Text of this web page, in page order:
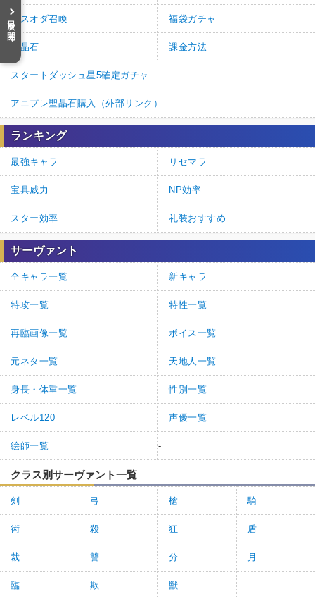
目次を開くデスオダ召喚 福袋ガチャ
聖晶石 課金方法
スタートダッシュ星5確定ガチャ
アニプレ聖晶石購入（外部リンク）
ランキング
最強キャラ リセマラ
宝具威力 NP効率
スター効率 礼装おすすめ
サーヴァント
全キャラ一覧 新キャラ
特攻一覧 特性一覧
再臨画像一覧 ボイス一覧
元ネタ一覧 天地人一覧
身長・体重一覧 性別一覧
レベル120 声優一覧
絵師一覧 -
クラス別サーヴァント一覧
剣 弓 槍 騎
術 殺 狂 盾
裁 讐 分 月
臨 欺 獣